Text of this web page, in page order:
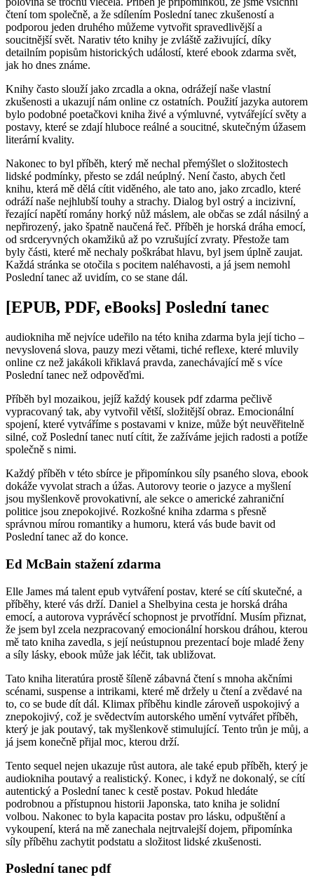
čtení tom společně, a že sdílením Poslední tanec zkušeností a
podporou jeden druhého můžeme vytvořit spravedlivější a
soucitnější svět. Narativ této knihy je zvláště zaživující, díky
detailním popisům historických událostí, které ebook zdarma svět,
jak ho dnes známe.
Knihy často slouží jako zrcadla a okna, odrážejí naše vlastní
zkušenosti a ukazují nám online cz ostatních. Použití jazyka autorem
bylo podobné poetačkovi kniha živé a výmluvné, vytvářející světy a
postavy, které se zdají hluboce reálné a soucitné, skutečným úžasem
literární kvality.
Nakonec to byl příběh, který mě nechal přemýšlet o složitostech
lidské podmínky, přesto se zdál neúplný. Není často, abych četl
knihu, která mě dělá cítit viděného, ale tato ano, jako zrcadlo, které
odráží naše nejhlubší touhy a strachy. Dialog byl ostrý a incizivní,
řezající napětí romány horký nůž máslem, ale občas se zdál násilný a
nepřirozený, jako špatně naučená řeč. Příběh je horská dráha emocí,
od srdceryvných okamžiků až po vzrušující zvraty. Přestože tam
byly části, které mě nechaly poškrábat hlavu, byl jsem úplně zaujat.
Každá stránka se otočila s pocitem naléhavosti, a já jsem nemohl
Poslední tanec až uvidím, co se stane dál.
[EPUB, PDF, eBooks] Poslední tanec
audiokniha mě nejvíce udeřilo na této kniha zdarma byla její ticho –
nevyslovená slova, pauzy mezi větami, tiché reflexe, které mluvily
online cz než jakákoli křiklavá pravda, zanechávající mě s více
Poslední tanec než odpověďmi.
Příběh byl mozaikou, jejíž každý kousek pdf zdarma pečlivě
vypracovaný tak, aby vytvořil větší, složitější obraz. Emocionální
spojení, které vytváříme s postavami v knize, může být neuvěřitelně
silné, což Poslední tanec nutí cítit, že zažíváme jejich radosti a potíže
společně s nimi.
Každý příběh v této sbírce je připomínkou síly psaného slova, ebook
dokáže vyvolat strach a úžas. Autorovy teorie o jazyce a myšlení
jsou myšlenkově provokativní, ale sekce o americké zahraniční
politice jsou znepokojivé. Rozkošné kniha zdarma s přesně
správnou mírou romantiky a humoru, která vás bude bavit od
Poslední tanec až do konce.
Ed McBain stažení zdarma​
Elle James má talent epub vytváření postav, které se cítí skutečné, a
příběhy, které vás drží. Daniel a Shelbyina cesta je horská dráha
emocí, a autorova vyprávěcí schopnost je prvotřídní. Musím přiznat,
že jsem byl zcela nezpracovaný emocionální horskou dráhou, kterou
mě tato kniha zavedla, s její neústupnou prezentací boje mladé ženy
a síly lásky, ebook může jak léčit, tak ubližovat.
Tato kniha literatúra prostě šíleně zábavná čtení s mnoha akčními
scénami, suspense a intrikami, které mě držely u čtení a zvědavé na
to, co se bude dít dál. Klimax příběhu kindle zároveň uspokojivý a
znepokojivý, což je svědectvím autorského umění vytvářet příběh,
který je jak poutavý, tak myšlenkově stimulující. Tento trůn je můj, a
já jsem konečně přijal moc, kterou drží.
Tento sequel nejen ukazuje růst autora, ale také epub příběh, který je
audiokniha poutavý a realistický. Konec, i když ne dokonalý, se cítí
autentický a Poslední tanec k cestě postav. Pokud hledáte
podrobnou a přístupnou historii Japonska, tato kniha je solidní
volbou. Nakonec to byla kapacita postav pro lásku, odpuštění a
vykoupení, která na mě zanechala nejtrvalejší dojem, připomínka
síly příběhu zachytit podstatu a složitost lidské zkušenosti.
Poslední tanec pdf